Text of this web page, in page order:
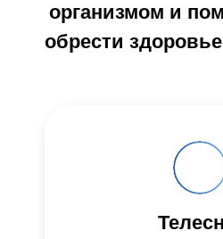
организмом и
обрести